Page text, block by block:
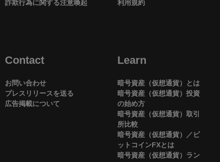
詐欺行為に関する注意喚起
利用規約
Contact
お問い合わせ
プレスリリースを送る
広告掲載について
Learn
暗号資産（仮想通貨）とは
暗号資産（仮想通貨）投資
の始め方
暗号資産（仮想通貨）取引
所比較
暗号資産（仮想通貨）／ビ
ットコインFXとは
暗号資産（仮想通貨）ラン